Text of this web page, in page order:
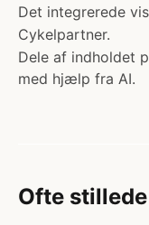
Det integrerede
Cykelpartner.
Dele af indholdet
med hjælp fra AI.
Ofte